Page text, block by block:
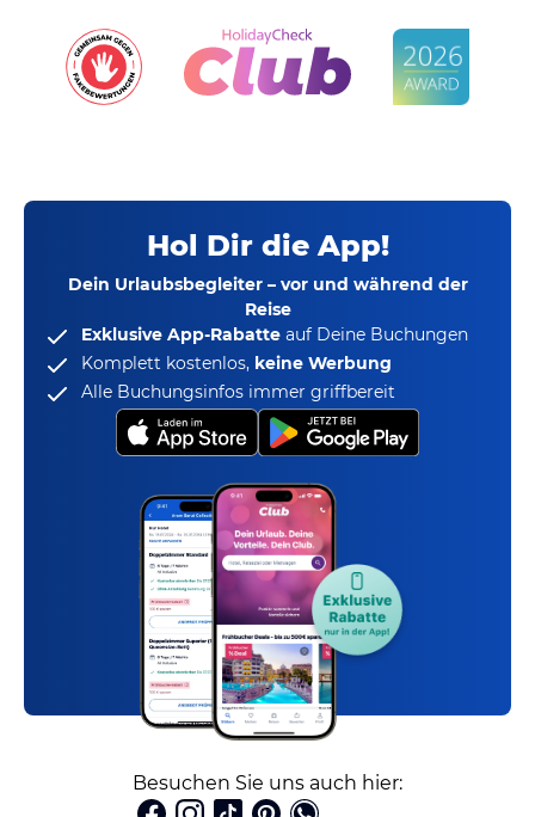
Hol Dir die App!
Dein Urlaubsbegleiter – vor und während der
Reise
Exklusive App-Rabatte auf Deine Buchungen
Komplett kostenlos, keine Werbung
Alle Buchungsinfos immer griffbereit
Besuchen Sie uns auch hier: